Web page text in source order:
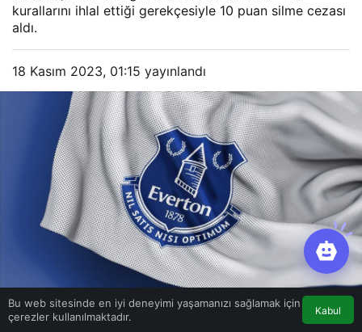
kurallarını ihlal ettiği gerekçesiyle 10 puan silme cezası
aldı.
18 Kasım 2023, 01:15 yayınlandı
Bu web sitesinde en iyi deneyimi yaşamanızı sağlamak için
çerezler kullanılmaktadır.
Kabul